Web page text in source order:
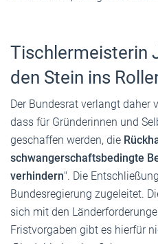
Tischlermeisterin
den Stein ins
Der Bundesrat verlangt daher
dass für Gründerinnen und
geschaffen werden, die
schwangerschaftsbedingte
verhindern". Die
Bundesregierung zugeleitet.
sich mit den
Fristvorgaben gibt es hierfür